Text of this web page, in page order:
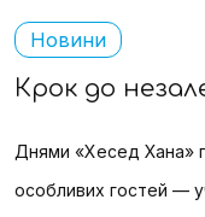
Новини
Крок до
Днями «Хесед Хана»
особливих гостей —